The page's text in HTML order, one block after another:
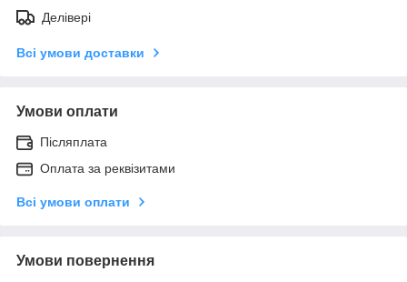
Делівері
Всі умови доставки
Умови оплати
Післяплата
Оплата за реквізитами
Всі умови оплати
Умови повернення